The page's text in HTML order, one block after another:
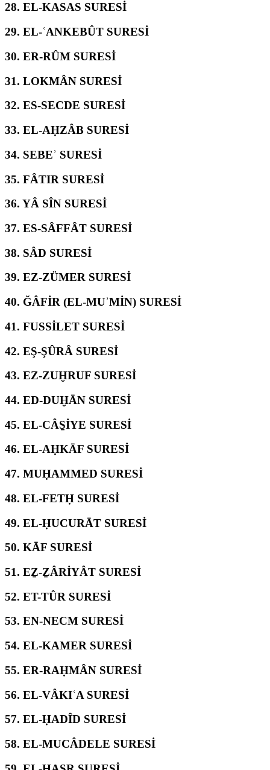
28. EL-KASAS SURESİ
29. EL-ʿANKEBÛT SURESİ
30. ER-RÛM SURESİ
31. LOKMÂN SURESİ
32. ES-SECDE SURESİ
33. EL-AḤZÂB SURESİ
34. SEBEʾ SURESİ
35. FÂTIR SURESİ
36. YÂ SÎN SURESİ
37. ES-SÂFFÂT SURESİ
38. SÂD SURESİ
39. EZ-ZÜMER SURESİ
40. ĞÂFİR (EL-MUʾMİN) SURESİ
41. FUSSİLET SURESİ
42. EŞ-ŞÛRÂ SURESİ
43. EZ-ZUḪRUF SURESİ
44. ED-DUḪĀN SURESİ
45. EL-CÂS̱İYE SURESİ
46. EL-AḤKĀF SURESİ
47. MUḤAMMED SURESİ
48. EL-FETḤ SURESİ
49. EL-ḤUCURĀT SURESİ
50. KĀF SURESİ
51. EẔ-ẔÂRİYÂT SURESİ
52. ET-TÛR SURESİ
53. EN-NECM SURESİ
54. EL-KAMER SURESİ
55. ER-RAḤMÂN SURESİ
56. EL-VÂKIʿA SURESİ
57. EL-ḤADÎD SURESİ
58. EL-MUCÂDELE SURESİ